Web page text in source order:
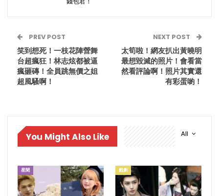
PREV POST
笑到想死！一枝花陣營舞
台超瘋狂！林志炫都被逼
瘋砸磚！全員跳無價之姐
超風騷啊！
NEXT POST
太筍啦！網友扒出黃曉明
最想毀滅的照片！會看當
然看評論啊！照片其實還
有彩蛋喲！
All
You Might Also Like
星聞 戲劇